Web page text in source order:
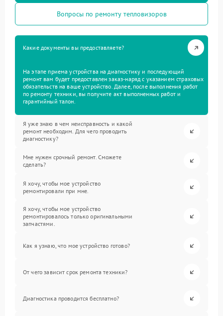
Вопросы по ремонту тепловизоров
Какие документы вы предоставляете?
На этапе приема устройства на диагностику и последующий
ремонт вам будет предоставлен заказ-наряд с указанием страховых
обязательств на ваше устройство. Далее, после выполнения работ
по ремонту техники, вы получите акт выполненных работ и
гарантийный талон.
Я уже знаю в чем неисправность и какой
ремонт необходим. Для чего проводить
диагностику?
Мне нужен срочный ремонт. Сможете
сделать?
Я хочу, чтобы мое устройство
ремонтировали при мне.
Я хочу, чтобы мое устройство
ремонтировалось только оригинальными
запчастями.
Как я узнаю, что мое устройство готово?
От чего зависит срок ремонта техники?
Диагностика проводится бесплатно?